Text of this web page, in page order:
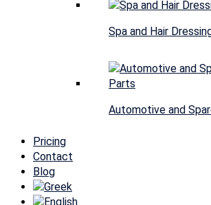
Spa and Hair
Automotive and
Pricing
Contact
Blog